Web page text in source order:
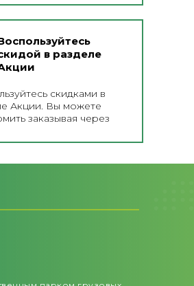
в разделе
скидками в
Акции. Вы можете
заказывая через